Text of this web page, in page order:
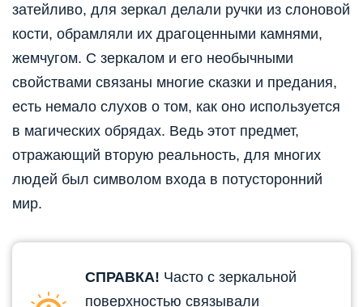
затейливо, для зеркал делали ручки из слоновой
кости, обрамляли их драгоценными камнями,
жемчугом. С зеркалом и его необычными
свойствами связаны многие сказки и предания,
есть немало слухов о том, как оно используется
в магических обрядах. Ведь этот предмет,
отражающий вторую реальность, для многих
людей был символом входа в потусторонний
мир.
СПРАВКА! Часто с зеркальной
поверхностью связывали